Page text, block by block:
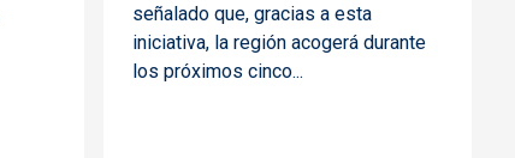
señalado que, gracias a esta
iniciativa, la región acogerá durante
los próximos cinco...